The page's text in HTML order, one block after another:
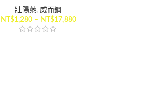
壯陽藥, 威而鋼
NT$1,280– NT$17,880